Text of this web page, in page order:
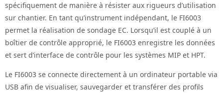
spécifiquement de manière à résister aux rigueurs d’utilisation
sur chantier. En tant qu’instrument indépendant, le FI6003
permet la réalisation de sondage EC. Lorsqu’il est couplé à un
boîtier de contrôle approprié, le FI6003 enregistre les données
et sert d’interface de contrôle pour les systèmes MIP et HPT.
Le FI6003 se connecte directement à un ordinateur portable via
USB afin de visualiser, sauvegarder et transférer des profils